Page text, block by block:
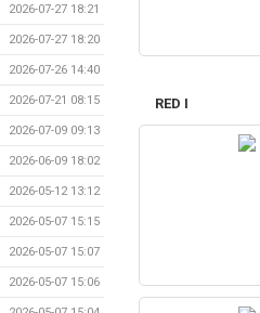
2026-07-27 18:21
2026-07-27 18:20
2026-07-26 14:40
2026-07-21 08:15
2026-07-09 09:13
2026-06-09 18:02
2026-05-12 13:12
2026-05-07 15:15
2026-05-07 15:07
2026-05-07 15:06
RED I